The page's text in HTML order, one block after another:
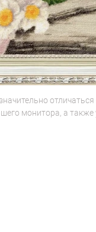
1/7
2
монитора, а также